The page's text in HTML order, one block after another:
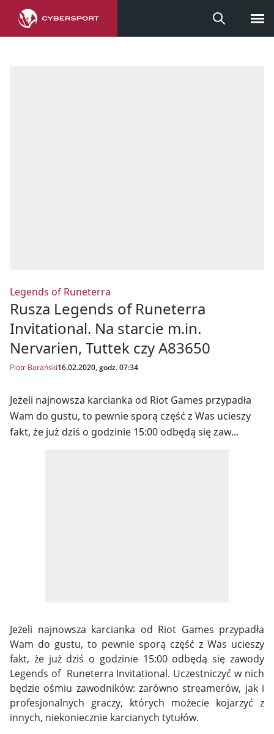
Legends of Runeterra
Rusza Legends of Runeterra
Invitational. Na starcie m.in.
Nervarien, Tuttek czy A83650
Piotr Barański16.02.2020, godz. 07:34
Jeżeli najnowsza karcianka od Riot Games przypadła
Wam do gustu, to pewnie sporą część z Was ucieszy
fakt, że już dziś o godzinie 15:00 odbędą się zaw...
Jeżeli najnowsza karcianka od Riot Games przypadła
Wam do gustu, to pewnie sporą część z Was ucieszy
fakt, że już dziś o godzinie 15:00 odbędą się zawody
Legends of Runeterra Invitational. Uczestniczyć w nich
będzie ośmiu zawodników: zarówno streamerów, jak i
profesjonalnych graczy, których możecie kojarzyć z
innych, niekoniecznie karcianych tytułów.